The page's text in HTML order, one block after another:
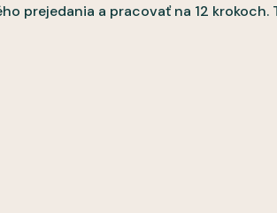
prejedania a pracovať na 12